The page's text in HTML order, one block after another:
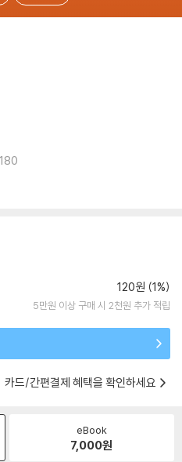
180
120원 (1%)
5만원 이상 구매 시 2천원 추가 적립
카드/간편결제 혜택을 확인하세요
eBook
7,000원